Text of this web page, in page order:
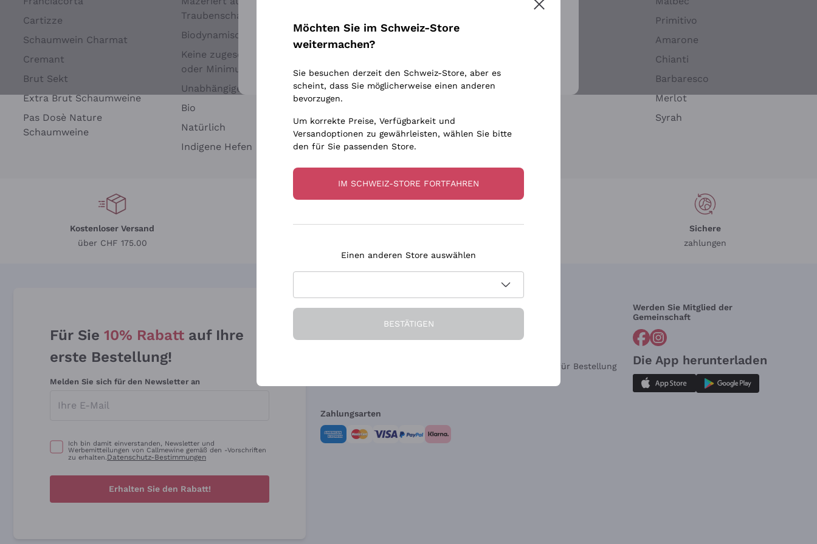
Cartizze
Schaumwein Charmat
Cremant
Brut Sekt
Extra Brut Schaumweine
Pas Dosè Nature
Schaumweine
Traubenschalen
Biodynamisch
Keine zugesetzten Sulfite
oder Minimum
Unabhängige Weinbauern
Bio
Natürlich
Indigene Hefen
Biondi Santi
Argiolas
Zenato
Ca' dei Frati
Chardonnay
Primitivo
Amarone
Chianti
Barbaresco
Merlot
Syrah
Kostenloser Versand
über CHF 175.00
Sichere
zahlungen
Für Sie 10% Rabatt auf Ihre
erste Bestellung!
Melden Sie sich für den Newsletter an
Ich bin damit einverstanden, Newsletter und
Werbemitteilungen von Callmewine gemäß den -Vorschriften
zu erhalten.Datenschutz-Bestimmungen
Erhalten Sie den Rabatt!
Die Firma Brauchen Sie Hilfe?
Widerrufsformular für Bestellung
Werden Sie Mitglied der
Gemeinschaft
Die App herunterladen
Zahlungsarten
Weitere Informationen finden Sie in unserem Datenschutz-Bestimmungen
Möchten Sie im Schweiz-Store
weitermachen?
Sie besuchen derzeit den Schweiz-Store, aber es
scheint, dass Sie möglicherweise einen anderen
bevorzugen.
Um korrekte Preise, Verfügbarkeit und
Versandoptionen zu gewährleisten, wählen Sie bitte
den für Sie passenden Store.
IM SCHWEIZ-STORE FORTFAHREN
Einen anderen Store auswählen
BESTÄTIGEN